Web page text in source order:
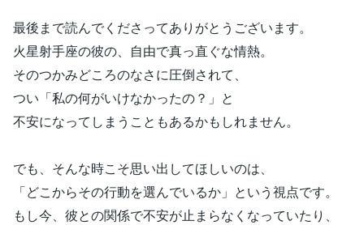
最後まで読んでくださってありがとうございます。
火星射手座の彼の、自由で真っ直ぐな情熱。
そのつかみどころのなさに圧倒されて、
つい「私の何がいけなかったの？」と
不安になってしまうこともあるかもしれません。
でも、そんな時こそ思い出してほしいのは、
「どこからその行動を選んでいるか」という視点です。
もし今、彼との関係で不安が止まらなくなっていたり、